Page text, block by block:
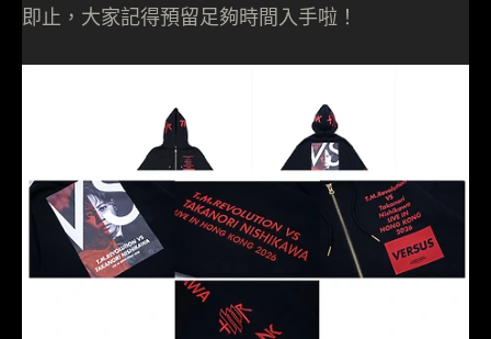
即止，大家記得預留足夠時間入手啦！